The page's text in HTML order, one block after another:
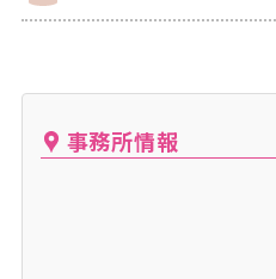
事務所情報